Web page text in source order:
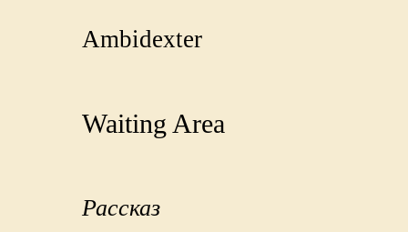
Ambidexter
Waiting Area
Рассказ